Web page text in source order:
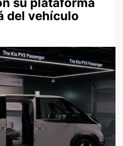
del vehículo